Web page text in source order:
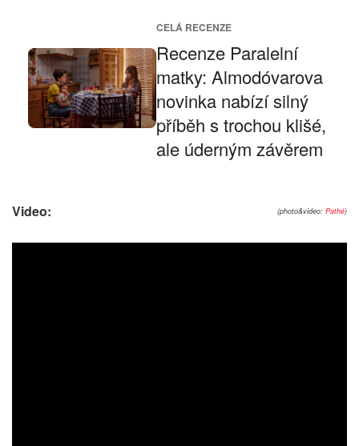
CELÁ RECENZE
Recenze Paralelní
matky: Almodóvarova
novinka nabízí silný
příběh s trochou klišé,
ale úderným závěrem
(photo&video: Pathé)
Video: